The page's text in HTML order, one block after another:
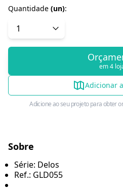
Quantidade (un):
em 4
Adicionar
Adicione ao seu projeto para obter
Sobre
Série: Delos
Ref.: GLD055